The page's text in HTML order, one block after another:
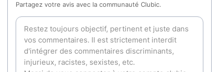
Partagez votre avis avec la communauté Clubic.